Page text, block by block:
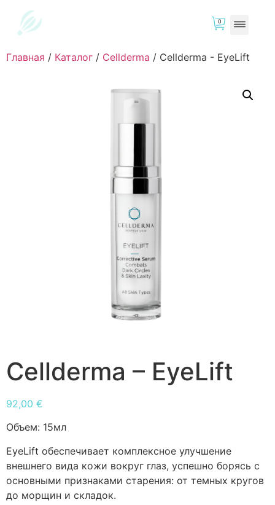
0
Главная / Каталог / Cellderma / Cellderma - EyeLift
Cellderma – EyeLift
92,00 €
Объем: 15мл
EyeLift обеспечивает комплексное улучшение
внешнего вида кожи вокруг глаз, успешно борясь с
основными признаками старения: от темных кругов
до морщин и складок.